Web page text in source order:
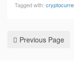
Tagged with:
Previous Page